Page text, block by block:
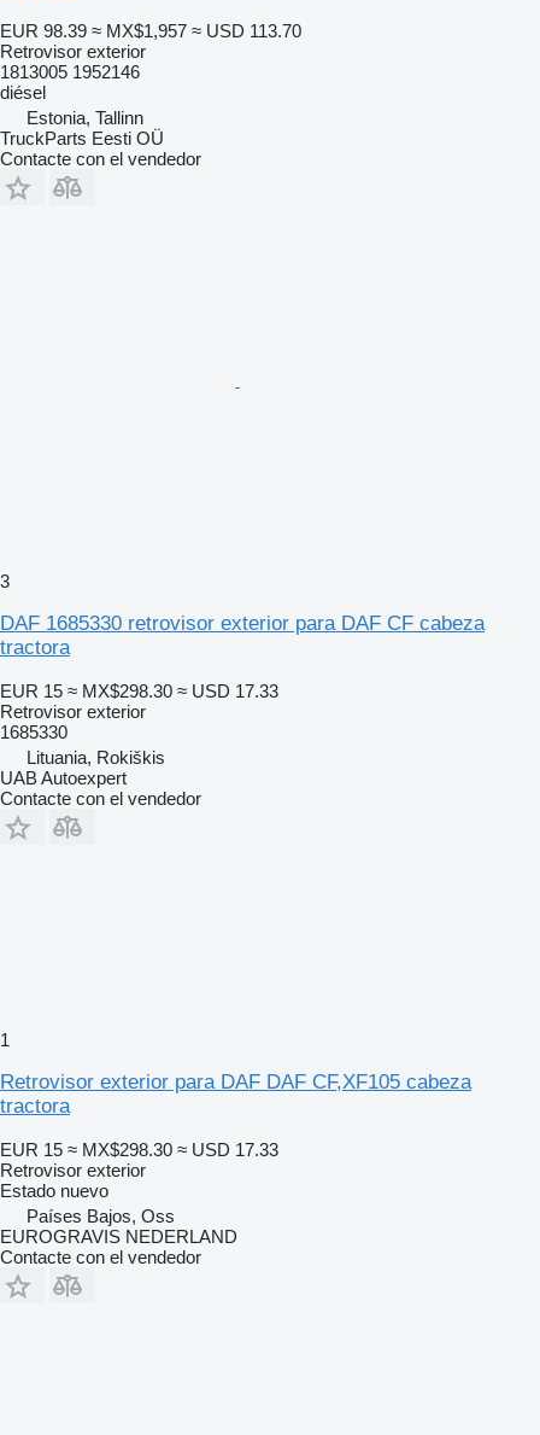
EUR 98.39 ≈ MX$1,957 ≈ USD 113.70
Retrovisor exterior
1813005 1952146
diésel
Estonia, Tallinn
TruckParts Eesti OÜ
Contacte con el vendedor
3
DAF 1685330 retrovisor exterior para DAF CF cabeza
tractora
EUR 15 ≈ MX$298.30 ≈ USD 17.33
Retrovisor exterior
1685330
Lituania, Rokiškis
UAB Autoexpert
Contacte con el vendedor
1
Retrovisor exterior para DAF DAF CF,XF105 cabeza
tractora
EUR 15 ≈ MX$298.30 ≈ USD 17.33
Retrovisor exterior
Estado nuevo
Países Bajos, Oss
EUROGRAVIS NEDERLAND
Contacte con el vendedor